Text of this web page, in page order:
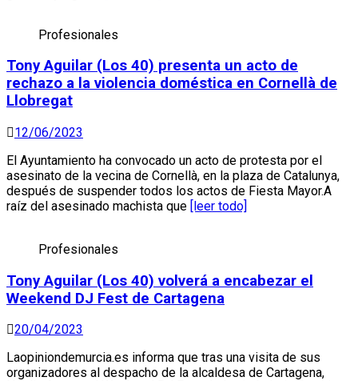
Profesionales
Tony Aguilar (Los 40) presenta un acto de
rechazo a la violencia doméstica en Cornellà de
Llobregat
12/06/2023
El Ayuntamiento ha convocado un acto de protesta por el
asesinato de la vecina de Cornellà, en la plaza de Catalunya,
después de suspender todos los actos de Fiesta Mayor.A
raíz del asesinado machista que [leer todo]
Profesionales
Tony Aguilar (Los 40) volverá a encabezar el
Weekend DJ Fest de Cartagena
20/04/2023
Laopiniondemurcia.es informa que tras una visita de sus
organizadores al despacho de la alcaldesa de Cartagena,